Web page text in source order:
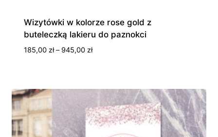
Wizytówki w kolorze rose gold z
buteleczką lakieru do paznokci
185,00 zł – 945,00 złZakres
945,00 zł